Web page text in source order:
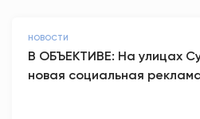
НОВОСТИ
В ОБЪЕКТИВЕ: На улицах
новая социальная